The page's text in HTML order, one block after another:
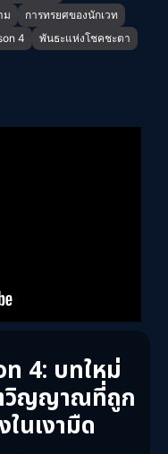
ม
การทรยศของนักเวท
4
พันธะแห่งโชคชะตา
4: บทใหม่
วิญญาณที่ถูก
นเงามืด